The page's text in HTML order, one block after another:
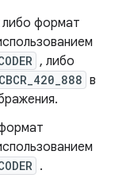
либо формат
, либо
в
.